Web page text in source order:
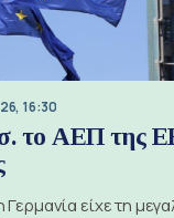
16:30
το ΑΕΠ της
είχε τη